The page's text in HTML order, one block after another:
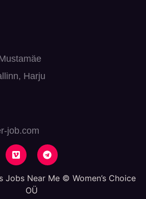
Harju
job.com
Jobs Near Me © Women’s Choice
OÜ